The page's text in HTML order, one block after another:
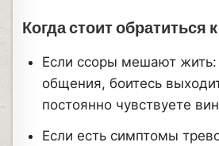
Когда стоит обратиться
Если ссоры мешают жить:
общения, боитесь
постоянно чувствуете
Если есть симптомы